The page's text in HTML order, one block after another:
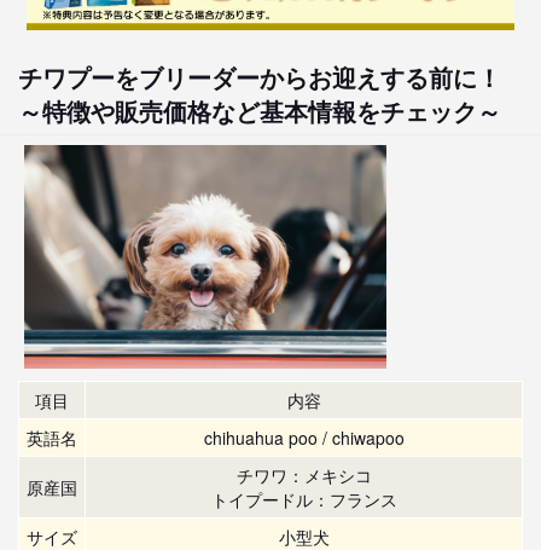
チワプーをブリーダーからお迎えする前に！
～特徴や販売価格など基本情報をチェック～
項目
内容
英語名
chihuahua poo / chiwapoo
原産国
チワワ：メキシコ
トイプードル：フランス
サイズ
小型犬